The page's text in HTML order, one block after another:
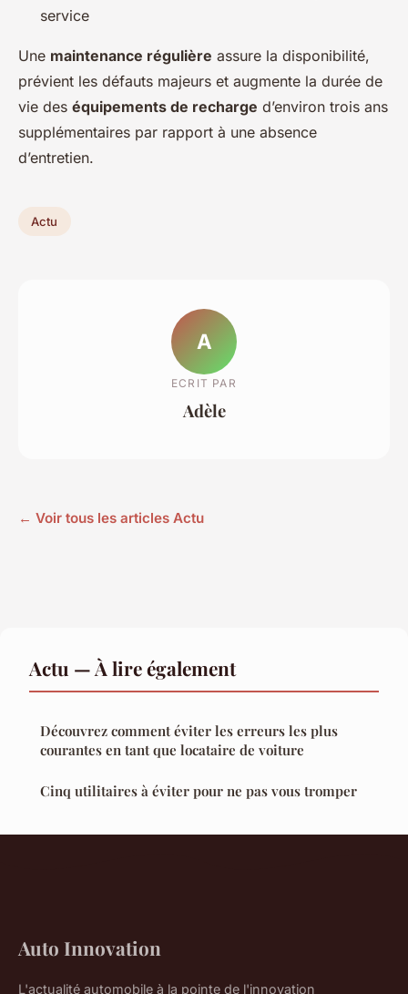
service
Une maintenance régulière assure la disponibilité,
prévient les défauts majeurs et augmente la durée de
vie des équipements de recharge d’environ trois ans
supplémentaires par rapport à une absence
d’entretien.
Actu
A
ECRIT PAR
Adèle
← Voir tous les articles Actu
Actu — À lire également
Découvrez comment éviter les erreurs les plus
courantes en tant que locataire de voiture
Cinq utilitaires à éviter pour ne pas vous tromper
Auto Innovation
L'actualité automobile à la pointe de l'innovation